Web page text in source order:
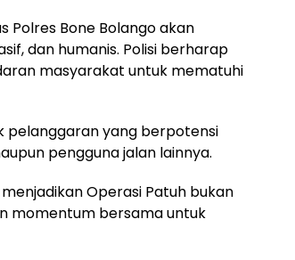
Polres Bone Bolango akan
dan humanis. Polisi berharap
masyarakat untuk mematuhi
pelanggaran yang berpotensi
pengguna jalan lainnya.
Operasi Patuh bukan
momentum bersama untuk